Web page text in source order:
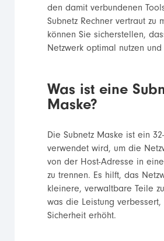
den damit verbundenen
Subnetz Rechner vertraut zu
können Sie sicherstellen,
Netzwerk optimal nutzen
Was ist eine
Maske?
Die Subnetz Maske ist ein
verwendet wird, um die
von der Host-Adresse in
zu trennen. Es hilft, das
kleinere, verwaltbare Teile
was die Leistung verbessert,
Sicherheit erhöht.